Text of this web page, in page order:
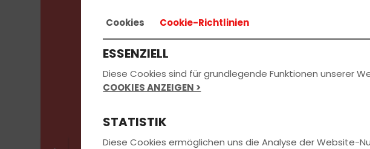
Beratungstermin
jetzt vereinbaren!
direkt Wunschtermin buchen:
Cookies Cookie-Richtlinien
ESSENZIELL
Diese Cookies sind für grundlegende Funktionen unserer
COOKIES ANZEIGEN >
STATISTIK
Diese Cookies ermöglichen uns die Analyse der Website-